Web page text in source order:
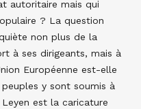
autoritaire mais qui
? La question
non plus de la
à ses dirigeants, mais à
Européenne est-elle
y sont soumis à
est la caricature